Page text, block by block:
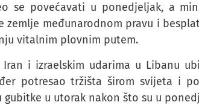
se povećavati u ponedjeljak, a
zemlje međunarodnom pravu i
vitalnim plovnim putem.
Iran i izraelskim udarima u Libanu
potresao tržišta širom svijeta i
u utorak nakon što su u